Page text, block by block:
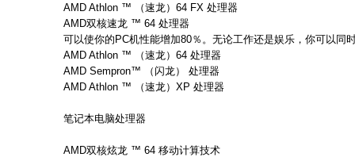
AMD Athlon ™ （速龙）64 FX 处理器
AMD双核速龙 ™ 64 处理器
可以使你的PC机性能增加80％。无论工作还是娱乐，你可以同
AMD Athlon ™ （速龙）64 处理器
AMD Sempron™ （闪龙） 处理器
AMD Athlon ™ （速龙）XP 处理器
笔记本电脑处理器
AMD双核炫龙 ™ 64 移动计算技术